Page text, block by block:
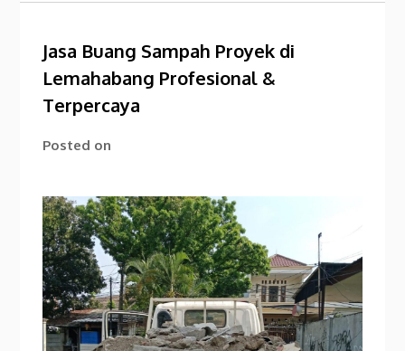
Jasa Buang Sampah Proyek di
Lemahabang Profesional &
Terpercaya
Posted on